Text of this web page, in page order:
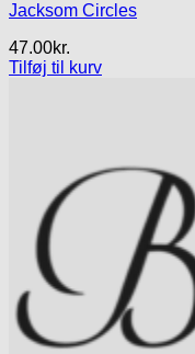
Jacksom Circles
47.00kr.
Tilføj til kurv